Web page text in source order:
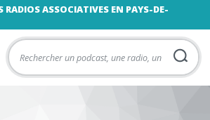
RADIOS ASSOCIATIVES EN PAYS-DE-